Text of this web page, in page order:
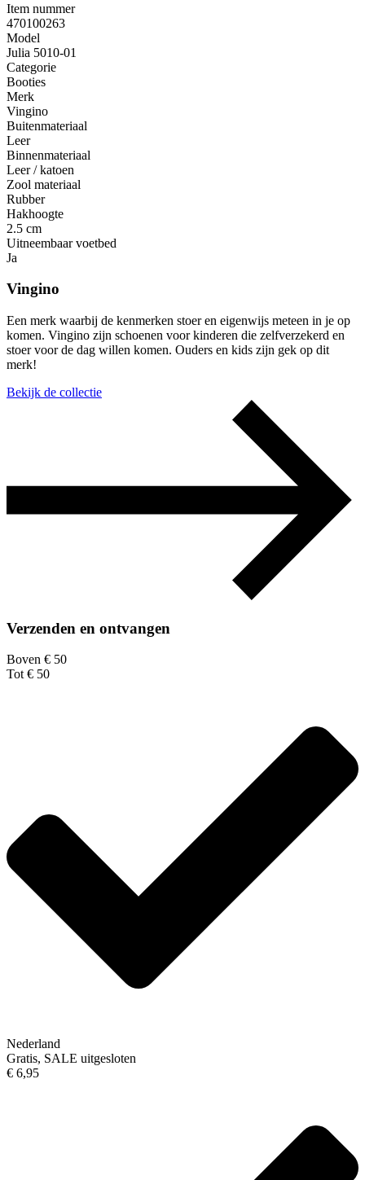
Item nummer
470100263
Model
Julia 5010-01
Categorie
Booties
Merk
Vingino
Buitenmateriaal
Leer
Binnenmateriaal
Leer / katoen
Zool materiaal
Rubber
Hakhoogte
2.5 cm
Uitneembaar voetbed
Ja
Vingino
Een merk waarbij de kenmerken stoer en eigenwijs meteen in je op
komen. Vingino zijn schoenen voor kinderen die zelfverzekerd en
stoer voor de dag willen komen. Ouders en kids zijn gek op dit
merk!
Bekijk de collectie
Verzenden en ontvangen
Boven € 50
Tot € 50
Nederland
Gratis, SALE uitgesloten
€ 6,95